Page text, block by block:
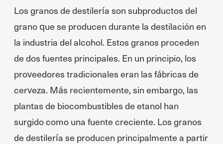
Los granos de destilería son subproductos del
grano que se producen durante la destilación en
la industria del alcohol. Estos granos proceden
de dos fuentes principales. En un principio, los
proveedores tradicionales eran las fábricas de
cerveza. Más recientemente, sin embargo, las
plantas de biocombustibles de etanol han
surgido como una fuente creciente. Los granos
de destilería se producen principalmente a partir